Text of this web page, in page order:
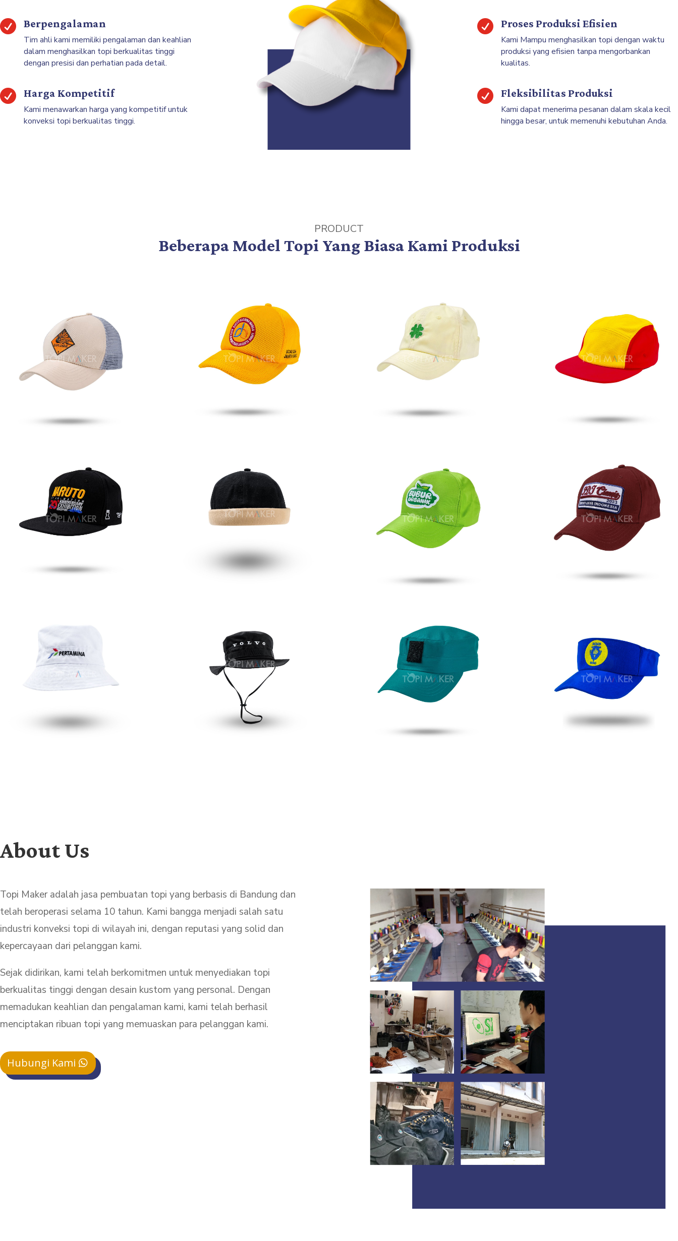
 Berpengalaman
Tim ahli kami memiliki pengalaman dan keahlian
dalam menghasilkan topi berkualitas tinggi
dengan presisi dan perhatian pada detail.
 Harga Kompetitif
Kami menawarkan harga yang kompetitif untuk
konveksi topi berkualitas tinggi.
 Proses Produksi Efisien
Kami Mampu menghasilkan topi dengan waktu
produksi yang efisien tanpa mengorbankan
kualitas.
 Fleksibilitas Produksi
Kami dapat menerima pesanan dalam skala kecil
hingga besar, untuk memenuhi kebutuhan Anda.
PRODUCT
Beberapa Model Topi Yang Biasa Kami Produksi
About Us
Topi Makeradalah jasa pembuatan topi yang berbasis di Bandung dan
telah beroperasi selama 10 tahun. Kami bangga menjadi salah satu
industri konveksi topi di wilayah ini, dengan reputasi yang solid dan
kepercayaan dari pelanggan kami.
Sejak didirikan, kami telah berkomitmen untuk menyediakan topi
berkualitas tinggi dengan desain kustom yang personal. Dengan
memadukan keahlian dan pengalaman kami, kami telah berhasil
menciptakan ribuan topi yang memuaskan para pelanggan kami.
Hubungi Kami